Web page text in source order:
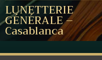
LUNETTERIE
GÉNÉRALE –
Casablanca